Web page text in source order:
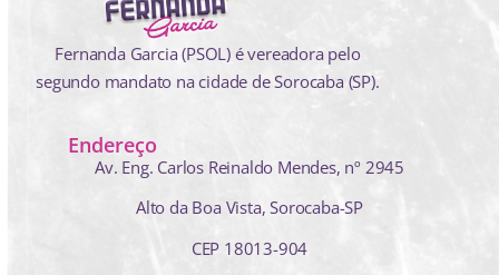
Fernanda Garcia (PSOL) é vereadora pelo
segundo mandato na cidade de Sorocaba (SP).
Endereço
Av. Eng. Carlos Reinaldo Mendes, nº 2945
Alto da Boa Vista, Sorocaba-SP
CEP 18013-904